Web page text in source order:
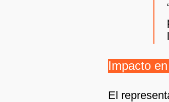
Impacto
El